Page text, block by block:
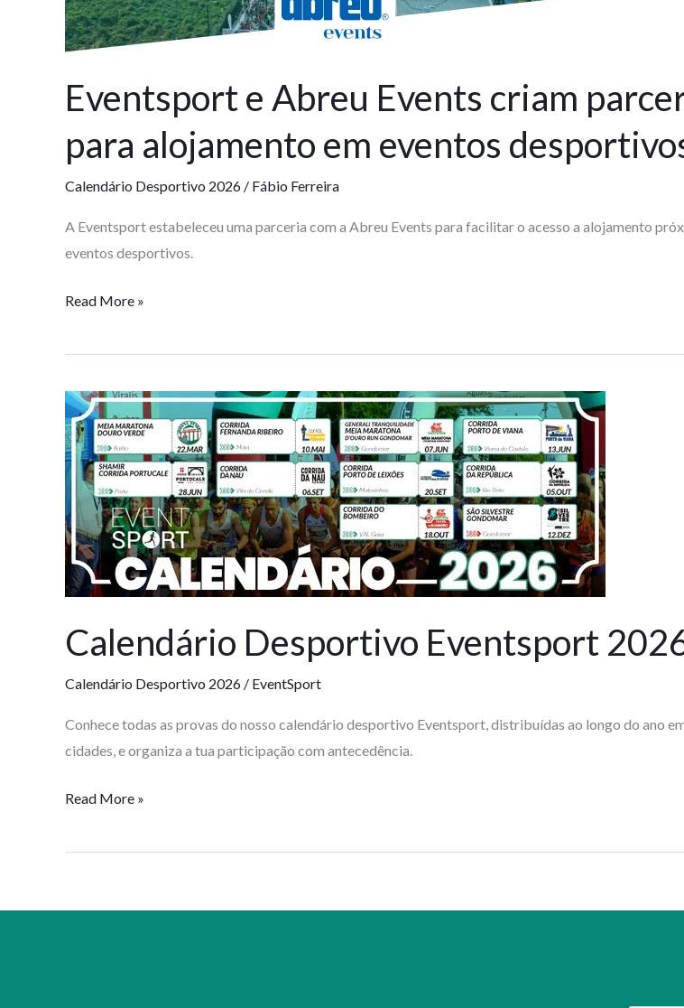
Eventsport e Abreu Events criam
para alojamento em eventos
Calendário Desportivo 2026 / Fábio Ferreira
A Eventsport estabeleceu uma parceria com a Abreu Events para facilitar o acesso a alojamento
eventos desportivos.
para
alojamento
eventos
Read More »
Calendário Desportivo Eventsport
Calendário Desportivo 2026 / EventSport
Conhece todas as provas do nosso calendário desportivo Eventsport, distribuídas ao longo do ano
cidades, e organiza a tua participação com antecedência.
Calendário
Desportivo
Eventsport
2026
Read More »